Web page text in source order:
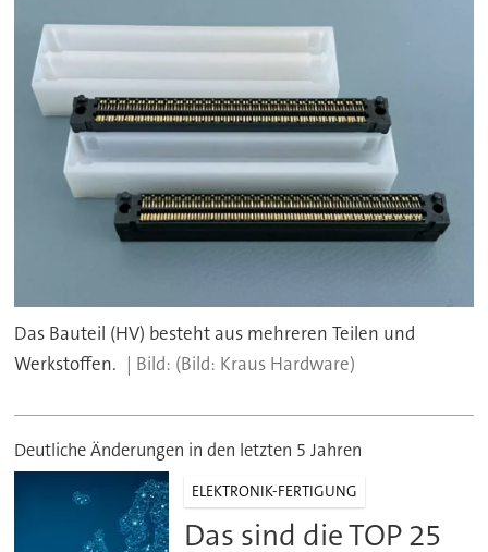
Das Bauteil (HV) besteht aus mehreren Teilen und
Werkstoffen.
(Bild: Kraus Hardware)
Deutliche Änderungen in den letzten 5 Jahren
ELEKTRONIK-FERTIGUNG
Das sind die TOP 25